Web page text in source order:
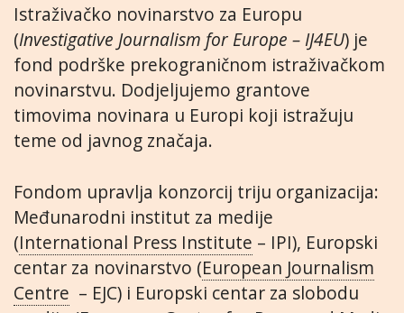
Istraživačko novinarstvo za Europu
(Investigative Journalism for Europe – IJ4EU) je
fond podrške prekograničnom istraživačkom
novinarstvu. Dodjeljujemo grantove
timovima novinara u Europi koji istražuju
teme od javnog značaja.
Fondom upravlja konzorcij triju organizacija:
Međunarodni institut za medije
(International Press Institute – IPI), Europski
centar za novinarstvo (European Journalism
Centre – EJC) i Europski centar za slobodu